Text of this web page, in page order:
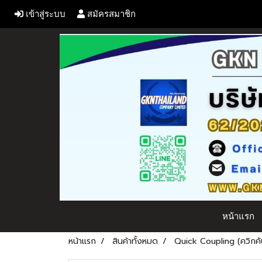
เข้าสู่ระบบ สมัครสมาชิก
หน้าแรก
หน้าแรก สินค้าทั้งหมด Quick Coupling (ควิก